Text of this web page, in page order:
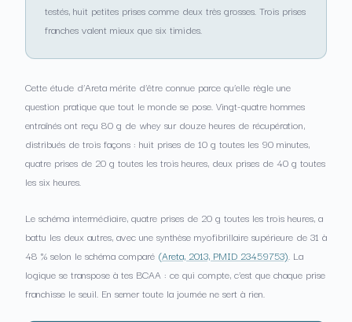
testés, huit petites prises comme deux très grosses. Trois prises
franches valent mieux que six timides.
Cette étude d’Areta mérite d’être connue parce qu’elle règle une
question pratique que tout le monde se pose. Vingt-quatre hommes
entraînés ont reçu 80 g de whey sur douze heures de récupération,
distribués de trois façons : huit prises de 10 g toutes les 90 minutes,
quatre prises de 20 g toutes les trois heures, deux prises de 40 g toutes
les six heures.
Le schéma intermédiaire, quatre prises de 20 g toutes les trois heures, a
battu les deux autres, avec une synthèse myofibrillaire supérieure de 31 à
48 % selon le schéma comparé (Areta, 2013, PMID 23459753) . La
logique se transpose à tes BCAA : ce qui compte, c’est que chaque prise
franchisse le seuil. En semer toute la journée ne sert à rien.